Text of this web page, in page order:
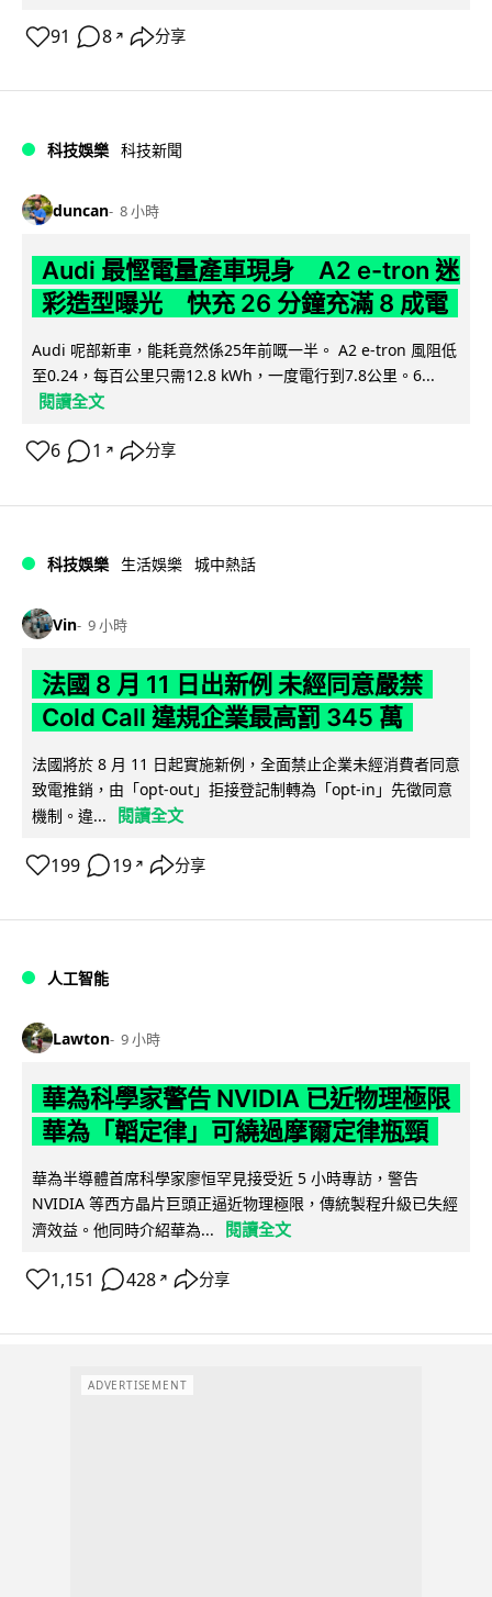
91 8 ↗ 分享
科技娛樂 科技新聞
duncan 8 小時
Audi 最慳電量產車現身 A2 e-tron 迷
彩造型曝光 快充 26 分鐘充滿 8 成電
Audi 呢部新車，能耗竟然係25年前嘅一半。 A2 e-tron 風阻低
至0.24，每百公里只需12.8 kWh，一度電行到7.8公里。6...
閱讀全文
6 1 ↗ 分享
科技娛樂 生活娛樂 城中熱話
Vin 9 小時
法國 8 月 11 日出新例 未經同意嚴禁
Cold Call 違規企業最高罰 345 萬
法國將於 8 月 11 日起實施新例，全面禁止企業未經消費者同意
致電推銷，由「opt-out」拒接登記制轉為「opt-in」先徵同意
機制。違...
閱讀全文
199 19 ↗ 分享
人工智能
Lawton 9 小時
華為科學家警告 NVIDIA 已近物理極限
華為「韜定律」可繞過摩爾定律瓶頸
華為半導體首席科學家廖恒罕見接受近 5 小時專訪，警告
NVIDIA 等西方晶片巨頭正逼近物理極限，傳統製程升級已失經
濟效益。他同時介紹華為...
閱讀全文
1,151 428 ↗ 分享
ADVERTISEMENT